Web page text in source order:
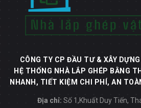
CÔNG TY CP ĐẦU TƯ & XÂY
HỆ THỐNG NHÀ LẮP GHÉP BẰNG
NHANH, TIẾT KIỆM CHI PHÍ, AN
Địa chỉ: Số 1,Khuất Duy Tiến,